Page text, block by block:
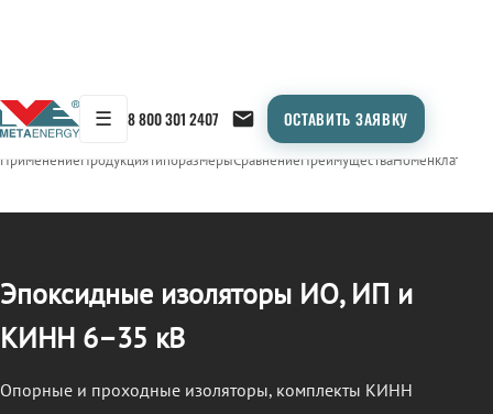
☰ 8 800 301 2407 ОСТАВИТЬ ЗАЯВКУ
← Продукция/ИЗОЛЯТОРЫ ЭПОКСИДНЫЕ (ИО, ИП, КИНН)
ПрименениеПродукцияТипоразмерыСравнениеПреимуществаНоменклатура
Эпоксидные изоляторы ИО, ИП и
КИНН 6–35 кВ
Опорные и проходные изоляторы, комплекты КИНН